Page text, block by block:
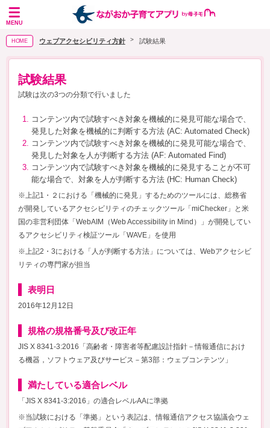
MENU
HOME ウェブアクセシビリティ方針 試験結果
試験結果
試験は次の3つの分類で行いました
コンテンツ内で試験すべき対象を機械的に発見可能な場合で、
発見した対象を機械的に判断する方法 (AC: Automated Check)
コンテンツ内で試験すべき対象を機械的に発見可能な場合で、
発見した対象を人が判断する方法 (AF: Automated Find)
コンテンツ内で試験すべき対象を機械的に発見することが不可
能な場合で、対象を人が判断する方法 (HC: Human Check)
※上記1・２における「機械的に発見」するためのツールには、総務省
が開発しているアクセシビリティのチェックツール「miChecker」と米
国の非営利団体「WebAIM（Web Accessibility in Mind）」が開発してい
るアクセシビリティ検証ツール「WAVE」を使用
※上記2・3における「人が判断する方法」については、Webアクセシビ
リティの専門家が担当
表明日
2016年12月12日
規格の規格番号及び改正年
JIS X 8341-3:2016「高齢者・障害者等配慮設計指針－情報通信におけ
る機器，ソフトウェア及びサービス－第3部：ウェブコンテンツ」
満たしている適合レベル
「JIS X 8341-3:2016」の適合レベルAAに準拠
※当試験における「準拠」という表記は、情報通信アクセス協議会ウェ